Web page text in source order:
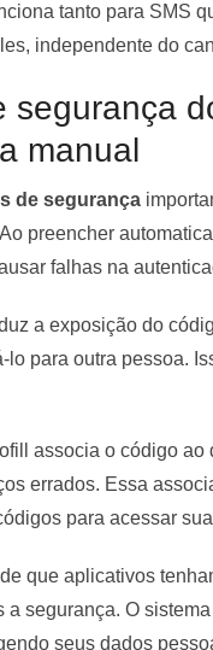
tanto para SMS
independente do
segurança
manual
de segurança
preencher
falhas na
a exposição do
lo para outra pessoa.
associa o código
errados. Essa
para acessar
que aplicativos
a segurança. O
seus dados